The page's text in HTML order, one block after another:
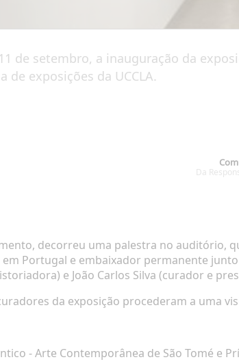
de setembro, a inauguração da
de exposições da UCCLA.
Da
decorreu uma palestra no auditório,
Portugal e embaixador permanente
e João Carlos Silva (curador e
da exposição procederam a uma
- Arte Contemporânea de São Tomé e